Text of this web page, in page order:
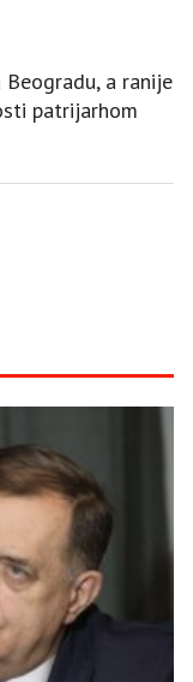
a ranije
patrijarhom